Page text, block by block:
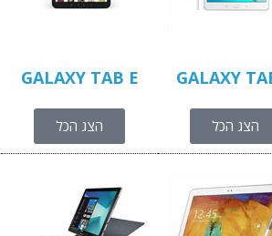
GALAXY
הצג הכל
GALAXY TAB E
הצג הכל